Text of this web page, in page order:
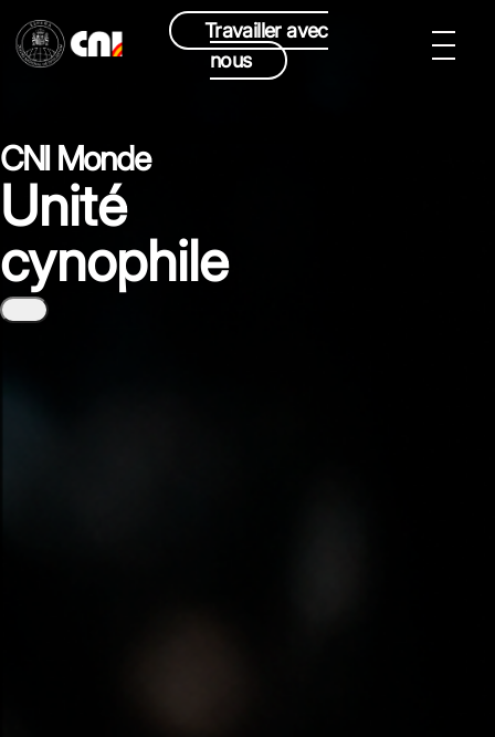
Travailler avec
nous
CNI Monde
Unité
cynophile